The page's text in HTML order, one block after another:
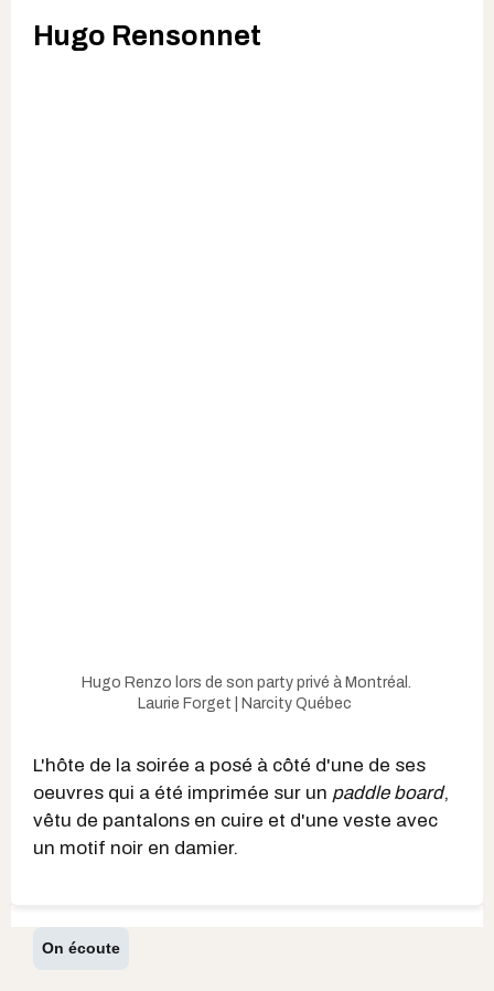
Hugo Rensonnet
Hugo Renzo lors de son party privé à Montréal.
Laurie Forget | Narcity Québec
L'hôte de la soirée a posé à côté d'une de ses
oeuvres qui a été imprimée sur un paddle board,
vêtu de pantalons en cuire et d'une veste avec
un motif noir en damier.
On écoute